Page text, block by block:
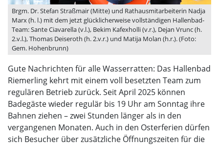
Brgm. Dr. Stefan Straßmair (Mitte) und Rathausmitarbeiterin Nadja
Marx (h. l.) mit dem jetzt glücklicherweise vollständigen Hallenbad-
Team: Sante Ciavarella (v.l.), Bekim Kafexholli (v.r.), Dejan Vrunc (h.
2.v.l.), Thomas Deiseroth (h. 2.v.r.) und Matija Molan (h.r.). (Foto:
Gem. Hohenbrunn)
Gute Nachrichten für alle Wasserratten: Das Hallenbad
Riemerling kehrt mit einem voll besetzten Team zum
regulären Betrieb zurück. Seit April 2025 können
Badegäste wieder regulär bis 19 Uhr am Sonntag ihre
Bahnen ziehen – zwei Stunden länger als in den
vergangenen Monaten. Auch in den Osterferien dürfen
sich Besucher über zusätzliche Öffnungszeiten für die